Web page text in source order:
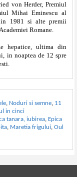
von Herder, Premiul
Mihai Eminescu al
in 1981 si alte premii
Romane.
hepatice, ultima din
in noaptea de 12 spre
, Noduri si semne, 11
in cinci
tanara, iubirea, Epica
, Maretia frigului,Oul